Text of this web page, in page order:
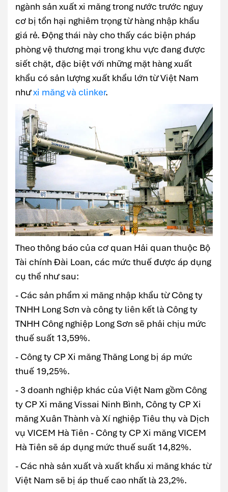
ngành sản xuất xi măng trong nước trước nguy
cơ bị tổn hại nghiêm trọng từ hàng nhập khẩu
giá rẻ. Động thái này cho thấy các biện pháp
phòng vệ thương mại trong khu vực đang được
siết chặt, đặc biệt với những mặt hàng xuất
khẩu có sản lượng xuất khẩu lớn từ Việt Nam
nhưxi măng và clinker.
Theo thông báo của cơ quan Hải quan thuộc Bộ
Tài chính Đài Loan, các mức thuế được áp dụng
cụ thể như sau:
- Các sản phẩm xi măng nhập khẩu từ Công ty
TNHH Long Sơn và công ty liên kết là Công ty
TNHH Công nghiệp Long Sơn sẽ phải chịu mức
thuế suất 13,59%.
- Công ty CP Xi măng Thăng Long bị áp mức
thuế 19,25%.
- 3 doanh nghiệp khác của Việt Nam gồm Công
ty CP Xi măng Vissai Ninh Bình, Công ty CP Xi
măng Xuân Thành và Xí nghiệp Tiêu thụ và Dịch
vụ VICEM Hà Tiên - Công ty CP Xi măng VICEM
Hà Tiên sẽ áp dụng mức thuế suất 14,82%.
- Các nhà sản xuất và xuất khẩu xi măng khác từ
Việt Nam sẽ bị áp thuế cao nhất là 23,2%.